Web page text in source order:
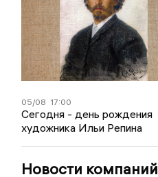
05/08 17:00
Сегодня - день рождения
художника Ильи Репина
Новости компаний